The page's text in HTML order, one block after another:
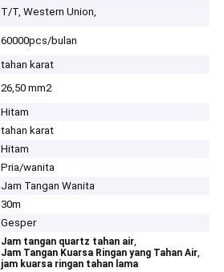
T/T, Western Union,
60000pcs/bulan
tahan karat
26,50 mm2
Hitam
tahan karat
Hitam
Pria/wanita
Jam Tangan Wanita
30m
Gesper
Jam tangan quartz tahan air,
Jam Tangan Kuarsa Ringan yang Tahan Air,
jam kuarsa ringan tahan lama